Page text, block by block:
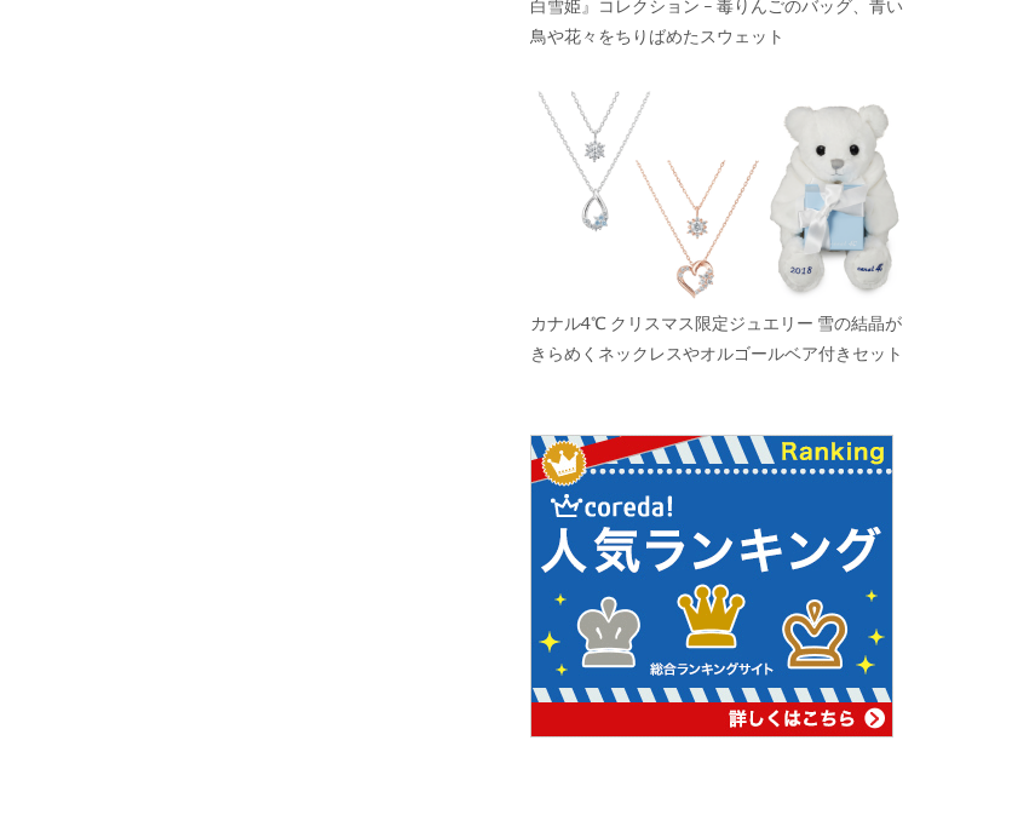
白雪姫』コレクション – 毒りんごのバッグ、青い
鳥や花々をちりばめたスウェット
カナル4℃ クリスマス限定ジュエリー 雪の結晶が
きらめくネックレスやオルゴールベア付きセット